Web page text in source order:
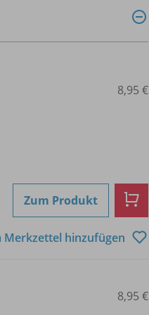
8,95 €
Zum Produkt
Merkzettel hinzufügen
8,95 €